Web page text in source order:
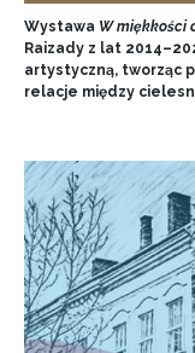
Wystawa W miękkości
Raizady z lat
artystyczną, tworząc
relacje między